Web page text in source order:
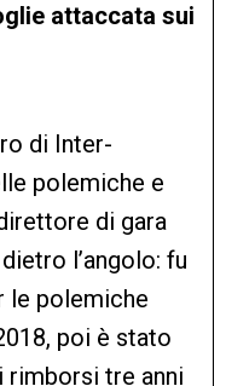
attaccata sui
di Inter-
polemiche e
di gara
l’angolo: fu
le polemiche
poi è stato
rimborsi tre anni